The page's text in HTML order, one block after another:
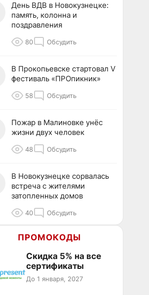
День ВДВ в Новокузнецке:
память, колонна и
поздравления
80 Обсудить
В Прокопьевске стартовал V
фестиваль «ПРОпикник»
58 Обсудить
Пожар в Малиновке унёс
жизни двух человек
48 Обсудить
В Новокузнецке сорвалась
встреча с жителями
затопленных домов
40 Обсудить
ПРОМОКОДЫ
Скидка 5% на все
сертификаты
До 1 января, 2027